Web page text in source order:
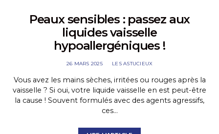
Peaux sensibles : passez aux
liquides vaisselle
hypoallergéniques !
26 MARS 2025 LES ASTUCIEUX
Vous avez les mains sèches, irritées ou rouges après la
vaisselle ? Si oui, votre liquide vaisselle en est peut-être
la cause ! Souvent formulés avec des agents agressifs,
ces…